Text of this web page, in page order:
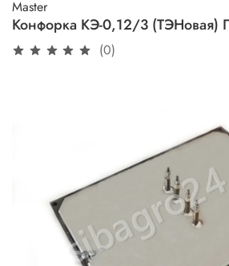
Master
Конфорка КЭ-0,12/3 (ТЭНовая)
(0)